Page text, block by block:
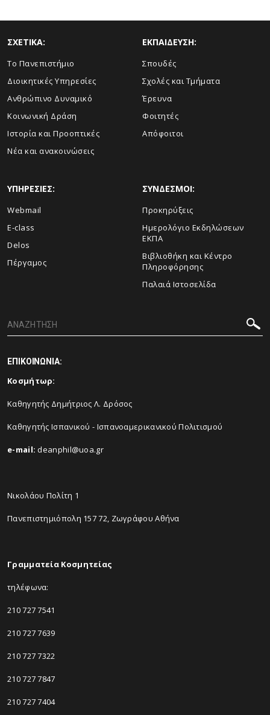
ΣΧΕΤΙΚΑ:
Το Πανεπιστήμιο
Διοικητικές Υπηρεσίες
Ανθρώπινο Δυναμικό
Κοινωνική Δράση
Ιστορία και Προοπτικές
Νέα και ανακοινώσεις
ΕΚΠΑΙΔΕΥΣΗ:
Σπουδές
Σχολές και Τμήματα
Έρευνα
Φοιτητές
Απόφοιτοι
ΥΠΗΡΕΣΙΕΣ:
Webmail
E-class
Delos
Πέργαμος
ΣΥΝΔΕΣΜΟΙ:
Προκηρύξεις
Ημερολόγιο Εκδηλώσεων
ΕΚΠΑ
Βιβλιοθήκη και Κέντρο
Πληροφόρησης
Παλαιά Ιστοσελίδα
ΕΠΙΚΟΙΝΩΝΙΑ:
Κοσμήτωρ:
Καθηγητής Δημήτριος Λ. Δρόσος
Καθηγητής Ισπανικού - Ισπανοαμερικανικού Πολιτισμού
e-mail: deanphil@uoa.gr
Νικολάου Πολίτη 1
Πανεπιστημιόπολη 157 72, Ζωγράφου Αθήνα
Γραμματεία Κοσμητείας
τηλέφωνα:
210 727 7541
210 727 7639
210 727 7322
210 727 7847
210 727 7404